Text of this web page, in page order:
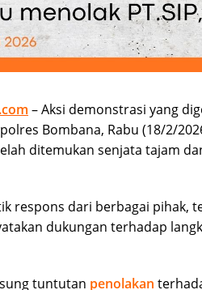
– Aksi demonstrasi yang
Bombana, Rabu (18/2/
ditemukan senjata tajam
respons dari berbagai pihak,
dukungan terhadap
tuntutan penolakan